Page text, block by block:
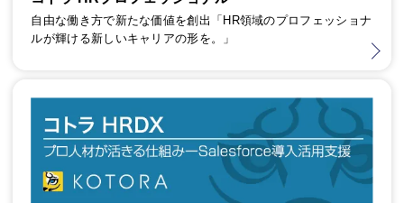
自由な働き方で新たな価値を創出「HR領域のプロフェッショナ
ルが輝ける新しいキャリアの形を。」